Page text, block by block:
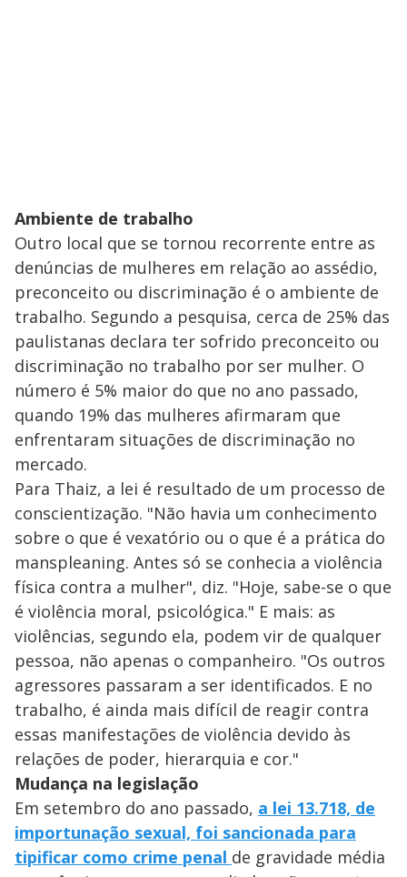
Ambiente de trabalho
Outro local que se tornou recorrente entre as
denúncias de mulheres em relação ao assédio,
preconceito ou discriminação é o ambiente de
trabalho. Segundo a pesquisa, cerca de 25% das
paulistanas declara ter sofrido preconceito ou
discriminação no trabalho por ser mulher. O
número é 5% maior do que no ano passado,
quando 19% das mulheres afirmaram que
enfrentaram situações de discriminação no
mercado.
Para Thaiz, a lei é resultado de um processo de
conscientização. "Não havia um conhecimento
sobre o que é vexatório ou o que é a prática do
manspleaning. Antes só se conhecia a violência
física contra a mulher", diz. "Hoje, sabe-se o que
é violência moral, psicológica." E mais: as
violências, segundo ela, podem vir de qualquer
pessoa, não apenas o companheiro. "Os outros
agressores passaram a ser identificados. E no
trabalho, é ainda mais difícil de reagir contra
essas manifestações de violência devido às
relações de poder, hierarquia e cor."
Mudança na legislação
Em setembro do ano passado, a lei 13.718, de
importunação sexual, foi sancionada para
tipificar como crime penal de gravidade média